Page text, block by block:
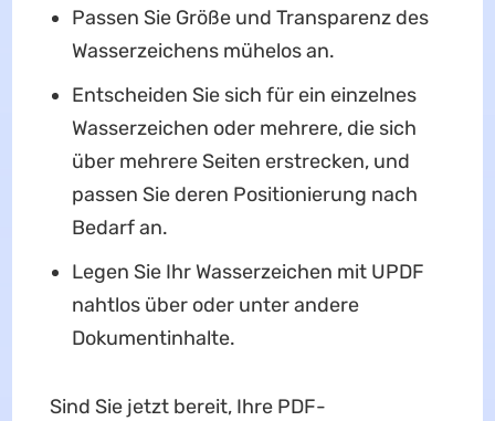
Passen Sie Größe und Transparenz des
Wasserzeichens mühelos an.
Entscheiden Sie sich für ein einzelnes
Wasserzeichen oder mehrere, die sich
über mehrere Seiten erstrecken, und
passen Sie deren Positionierung nach
Bedarf an.
Legen Sie Ihr Wasserzeichen mit UPDF
nahtlos über oder unter andere
Dokumentinhalte.
Sind Sie jetzt bereit, Ihre PDF-